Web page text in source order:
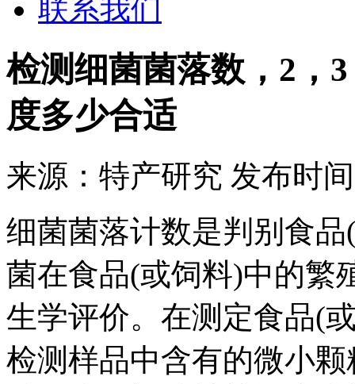
联系我们
检测细菌菌落数，2，
度多少合适
来源： 特产研究 发布时
细菌菌落计数是判别食
菌在食品(或饲料)中的繁
生学评价。在测定食品(
检测样品中含有的微小